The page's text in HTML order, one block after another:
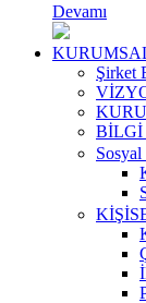
Devamı
Şirket
BİLGİ